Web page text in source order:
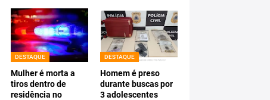
DESTAQUE
Mulher é morta a
tiros dentro de
residência no
DESTAQUE
Homem é preso
durante buscas por
3 adolescentes